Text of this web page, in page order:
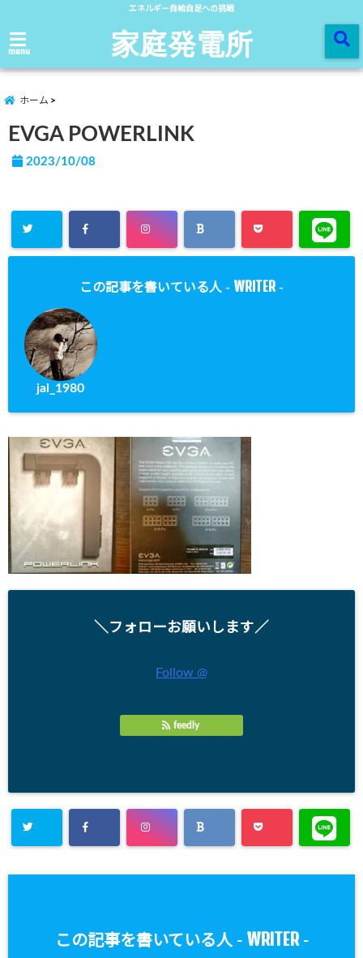
エネルギー自給自足への挑戦
menu 家庭発電所
ホーム
EVGA POWERLINK
2023/10/08
この記事を書いている人 - WRITER -
jal_1980
＼フォローお願いします／
Follow @
feedly
この記事を書いている人 - WRITER-